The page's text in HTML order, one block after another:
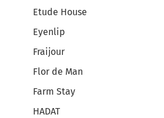
Etude House
Eyenlip
Fraijour
Flor de Man
Farm Stay
HADAT